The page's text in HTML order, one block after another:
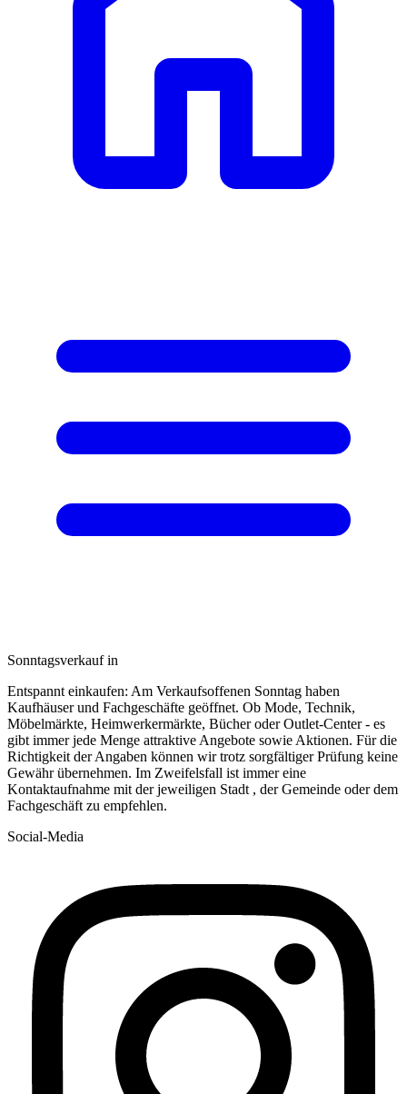
Sonntagsverkauf in
Entspannt einkaufen: Am Verkaufsoffenen Sonntag haben
Kaufhäuser und Fachgeschäfte geöffnet. Ob Mode, Technik,
Möbelmärkte, Heimwerkermärkte, Bücher oder Outlet-Center - es
gibt immer jede Menge attraktive Angebote sowie Aktionen. Für die
Richtigkeit der Angaben können wir trotz sorgfältiger Prüfung keine
Gewähr übernehmen. Im Zweifelsfall ist immer eine
Kontaktaufnahme mit der jeweiligen Stadt , der Gemeinde oder dem
Fachgeschäft zu empfehlen.
Social-Media